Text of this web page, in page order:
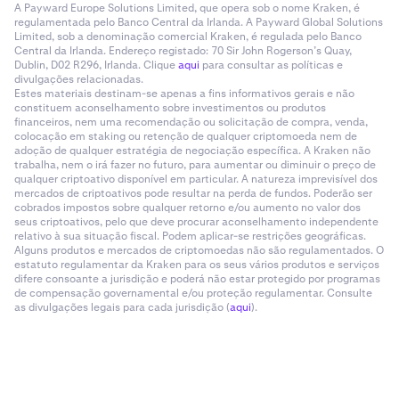
A Payward Europe Solutions Limited, que opera sob o nome Kraken, é
regulamentada pelo Banco Central da Irlanda. A Payward Global Solutions
Limited, sob a denominação comercial Kraken, é regulada pelo Banco
Central da Irlanda. Endereço registado: 70 Sir John Rogerson’s Quay,
Dublin, D02 R296, Irlanda. Cliqueaqui para consultar as políticas e
divulgações relacionadas.
Estes materiais destinam-se apenas a fins informativos gerais e não
constituem aconselhamento sobre investimentos ou produtos
financeiros, nem uma recomendação ou solicitação de compra, venda,
colocação em staking ou retenção de qualquer criptomoeda nem de
adoção de qualquer estratégia de negociação específica. A Kraken não
trabalha, nem o irá fazer no futuro, para aumentar ou diminuir o preço de
qualquer criptoativo disponível em particular. A natureza imprevisível dos
mercados de criptoativos pode resultar na perda de fundos. Poderão ser
cobrados impostos sobre qualquer retorno e/ou aumento no valor dos
seus criptoativos, pelo que deve procurar aconselhamento independente
relativo à sua situação fiscal. Podem aplicar-se restrições geográficas.
Alguns produtos e mercados de criptomoedas não são regulamentados. O
estatuto regulamentar da Kraken para os seus vários produtos e serviços
difere consoante a jurisdição e poderá não estar protegido por programas
de compensação governamental e/ou proteção regulamentar. Consulte
as divulgações legais para cada jurisdição (aqui).